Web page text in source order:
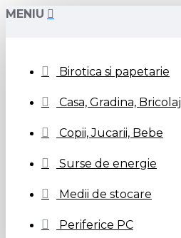
MENIU
Birotica si papetarie
Casa, Gradina, Bricolaj
Copii, Jucarii, Bebe
Surse de energie
Medii de stocare
Periferice PC